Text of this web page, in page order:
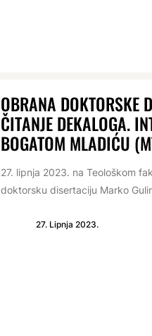
OBRANA DOKTORSKE
ČITANJE DEKALOGA.
BOGATOM MLADIĆU
27. lipnja 2023. na Teološkom
doktorsku disertaciju Marko
27. Lipnja 2023.